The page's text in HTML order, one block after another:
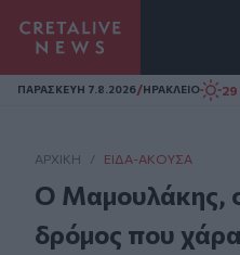
Homepage
ΠΑΡΑΣΚΕΥΗ 7.8.2026/ΗΡΑΚΛΕΙΟ 29
ΑΡΧΙΚΗ / ΕΊΔΑ-ΆΚΟΥΣΑ
Ο Μαμουλάκης,
δρόμος που